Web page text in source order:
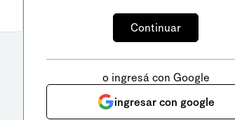
o ingresá con Google
ingresar con google